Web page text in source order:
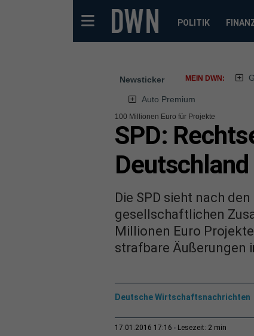
POLITIK
Newsticker MEIN DWN:
Auto Premium
100 Millionen Euro für Projekte
SPD:
Deutschland
Die SPD sieht nach
gesellschaftlichen
Millionen Euro
strafbare Äußerungen
Deutsche Wirtschaftsnachrichten
17.01.2016 17:16 Lesezeit: 2 min